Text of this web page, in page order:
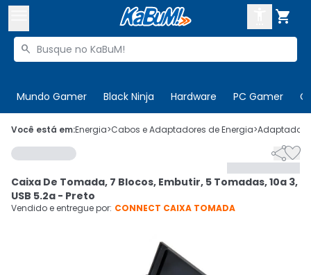

Buscar produtos

Mundo Gamer Black Ninja Hardware PC Gamer
 Olá. Acesse sua conta
 Departamentos
Cupons
CADASTRE-SE
Você está em:Energia>Cabos e Adaptadores de Energia>

Caixa De Tomada, 7 Blocos, Embutir, 5 Tomadas, 10a 3,
USB 5.2a - Preto
Vendido e entregue por: CONNECT CAIXA TOMADA